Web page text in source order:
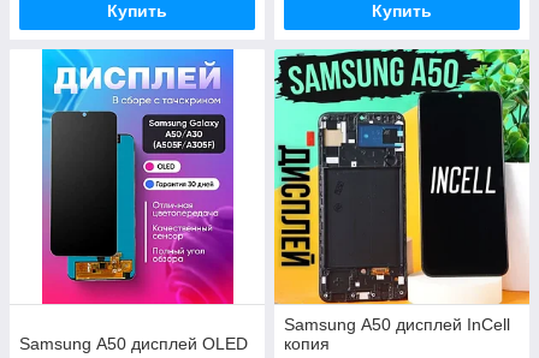
Купить Купить
Samsung А50 дисплей OLED
Samsung А50 дисплей InCell
копия